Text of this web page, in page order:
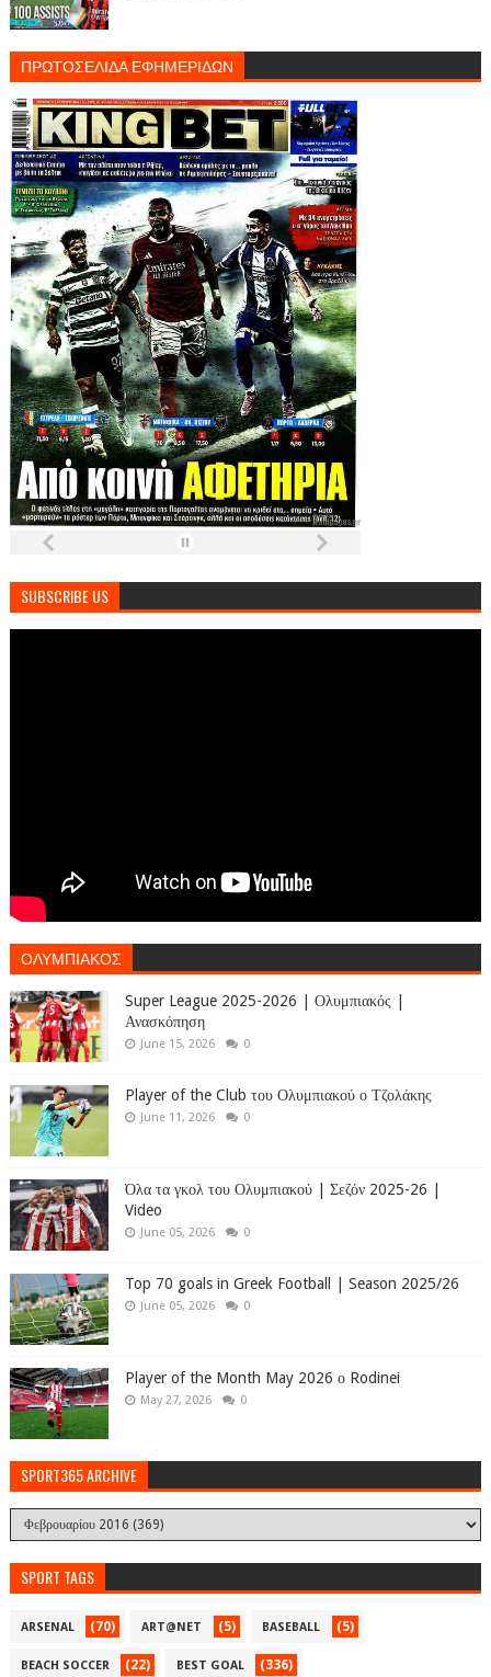
ΠΡΩΤΟΣΕΛΙΔΑ ΕΦΗΜΕΡΙΔΩΝ
SUBSCRIBE US
ΟΛΥΜΠΙΑΚΟΣ
Super League 2025-2026 | Ολυμπιακός |
Ανασκόπηση
June 15, 2026 0
Player of the Club του Ολυμπιακού ο Τζολάκης
June 11, 2026 0
Όλα τα γκολ του Ολυμπιακού | Σεζόν 2025-26 |
Video
June 05, 2026 0
Top 70 goals in Greek Football | Season 2025/26
June 05, 2026 0
Player of the Month May 2026 ο Rodinei
May 27, 2026 0
SPORT365 ARCHIVE
SPORT TAGS
ARSENAL (70) ART@NET (5) BASEBALL (5)
BEACH SOCCER (22) BEST GOAL (336)